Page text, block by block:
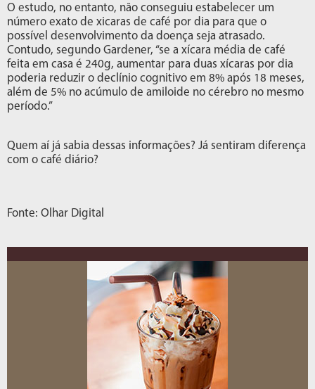
O estudo, no entanto, não conseguiu estabelecer um
número exato de xicaras de café por dia para que o
possível desenvolvimento da doença seja atrasado.
Contudo, segundo Gardener, “se a xícara média de café
feita em casa é 240g, aumentar para duas xícaras por dia
poderia reduzir o declínio cognitivo em 8% após 18 meses,
além de 5% no acúmulo de amiloide no cérebro no mesmo
período.”
Quem aí já sabia dessas informações? Já sentiram diferença
com o café diário?
Fonte: Olhar Digital